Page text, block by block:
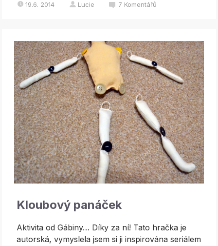
19.6. 2014 Lucie 7 Komentářů
Kloubový panáček
Aktivita od Gábiny… Díky za ní! Tato hračka je
autorská, vymyslela jsem si ji inspirována seriálem